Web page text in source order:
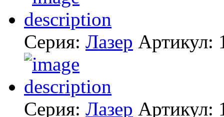
Серия: Лазер Артикул:
Серия: Лазер Артикул: